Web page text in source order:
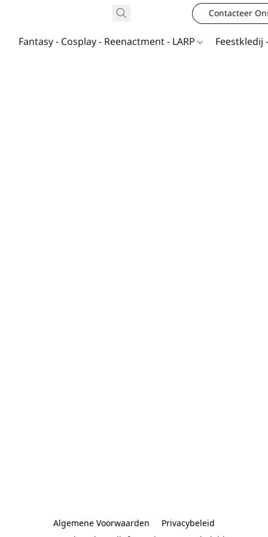
Contacteer
Fantasy - Cosplay - Reenactment - LARP Feestkledij
Algemene Voorwaarden
Privacybeleid